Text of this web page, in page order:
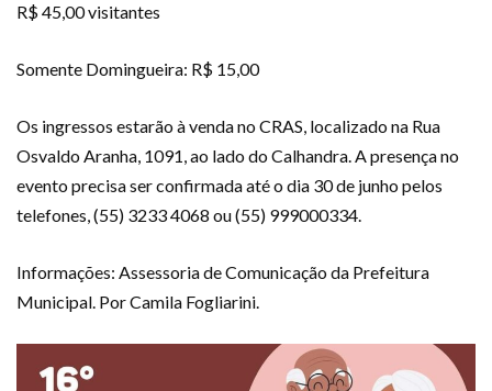
R$ 45,00 visitantes
Somente Domingueira: R$ 15,00
Os ingressos estarão à venda no CRAS, localizado na Rua
Osvaldo Aranha, 1091, ao lado do Calhandra. A presença no
evento precisa ser confirmada até o dia 30 de junho pelos
telefones, (55) 3233 4068 ou (55) 999000334.
Informações: Assessoria de Comunicação da Prefeitura
Municipal. Por Camila Fogliarini.